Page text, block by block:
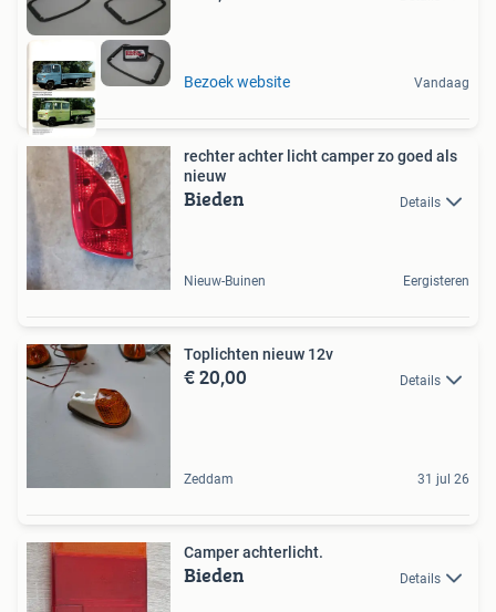
Bezoek website Vandaag
rechter achter licht camper zo goed als
nieuw
Bieden Details
Nieuw-Buinen Eergisteren
Toplichten nieuw 12v
€ 20,00 Details
Zeddam 31 jul 26
Camper achterlicht.
Bieden Details